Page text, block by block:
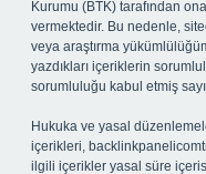
Kurumu (BTK) tarafından
vermektedir. Bu nedenle,
veya araştırma
yazdıkları içeriklerin
sorumluluğu kabul etmiş
Hukuka ve yasal
içerikleri,
ilgili içerikler yasal süre